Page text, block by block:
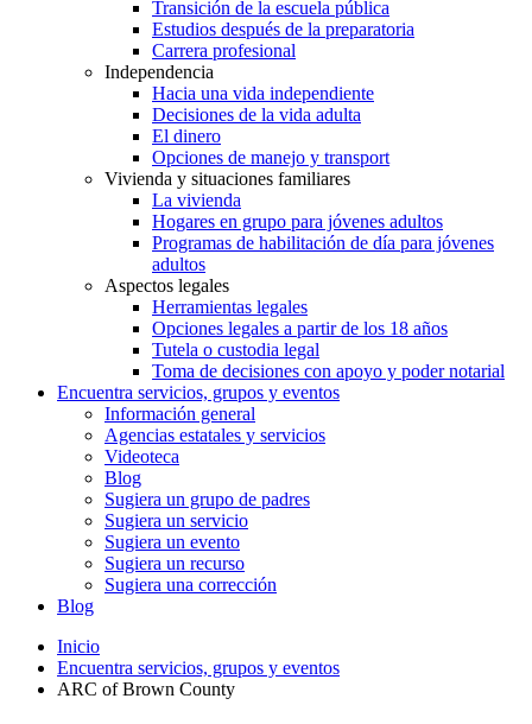
Transición de la escuela pública
Estudios después de la preparatoria
Carrera profesional
Independencia
Hacia una vida independiente
Decisiones de la vida adulta
El dinero
Opciones de manejo y transport
Vivienda y situaciones familiares
La vivienda
Hogares en grupo para jóvenes adultos
Programas de habilitación de día para jóvenes
adultos
Aspectos legales
Herramientas legales
Opciones legales a partir de los 18 años
Tutela o custodia legal
Toma de decisiones con apoyo y poder notarial
Encuentra servicios, grupos y eventos
Información general
Agencias estatales y servicios
Videoteca
Blog
Sugiera un grupo de padres
Sugiera un servicio
Sugiera un evento
Sugiera un recurso
Sugiera una corrección
Blog
Inicio
Encuentra servicios, grupos y eventos
ARC of Brown County